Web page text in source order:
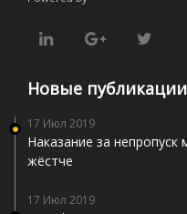
Новые публикации
17 Июл 2019
Наказание за
жёстче
17 Июл 2019